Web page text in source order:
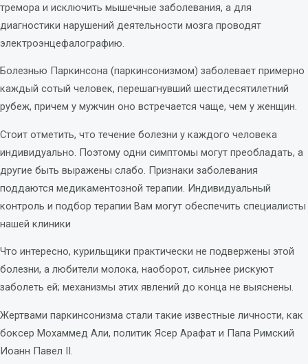
тремора и исключить мышечные заболевания, а для
диагностики нарушений деятельности мозга проводят
электроэнцефалографию.
Болезнью Паркинсона (паркинсонизмом) заболевает примерно
каждый сотый человек, перешагнувший шестидесятилетний
рубеж, причем у мужчин оно встречается чаще, чем у женщин.
Стоит отметить, что течение болезни у каждого человека
индивидуально. Поэтому одни симптомы могут преобладать, а
другие быть выражены слабо. Признаки заболевания
поддаются медикаментозной терапии. Индивидуальный
контроль и подбор терапии Вам могут обеспечить специалисты
нашей клиники
Что интересно, курильщики практически не подвержены этой
болезни, а любители молока, наоборот, сильнее рискуют
заболеть ей; механизмы этих явлений до конца не выяснены.
Жертвами паркинсонизма стали такие известные личности, как
боксер Мохаммед Али, политик Ясер Арафат и Папа Римский
Иоанн Павел II.